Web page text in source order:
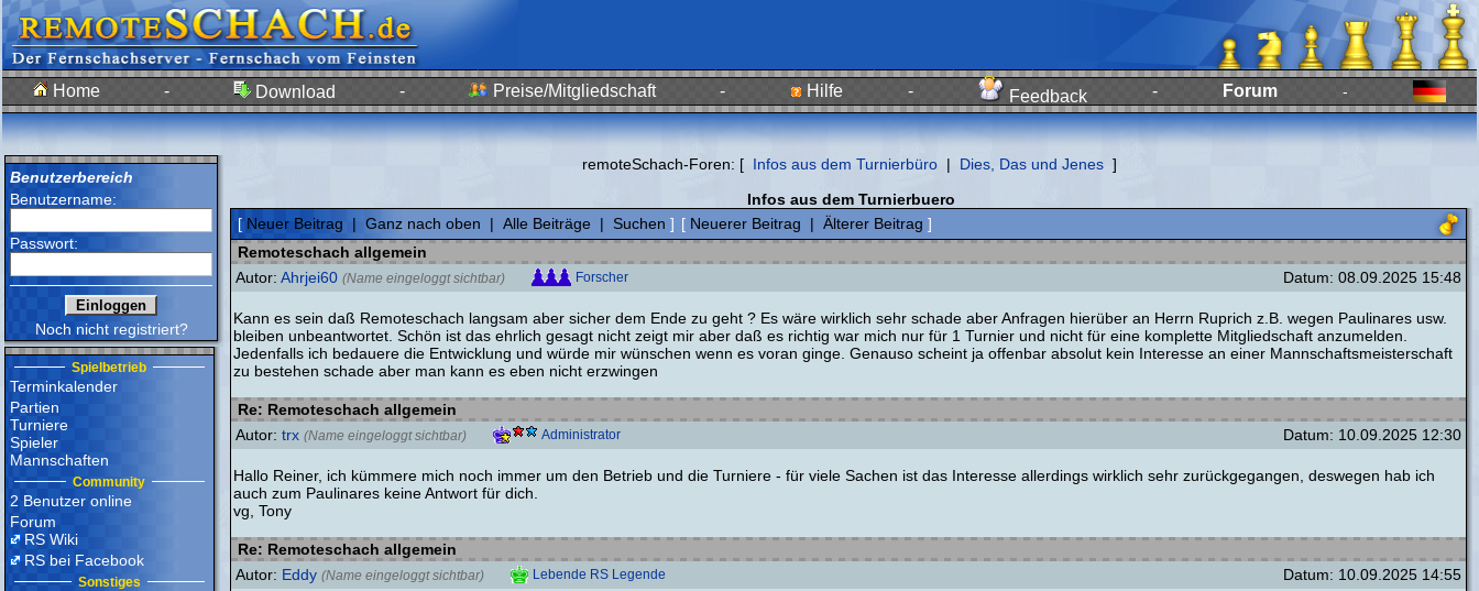
Home - Download - Preise/Mitgliedschaft - Hilfe - Feedback - Forum -
Benutzerbereich
Benutzername:
Passwort:
Noch nicht registriert?
Spielbetrieb
Terminkalender
Partien
Turniere
Spieler
Mannschaften
Community
2 Benutzer online
Forum
RS Wiki
RS bei Facebook
Sonstiges
remoteSchach-Foren: [ Infos aus dem Turnierbüro | Dies, Das und Jenes ]
Infos aus dem Turnierbuero
[ Neuer Beitrag | Ganz nach oben | Alle Beiträge | Suchen ] [ Neuerer Beitrag | Älterer Beitrag ]
Remoteschach allgemein
Autor: Ahrjei60 (Name eingeloggt sichtbar) Forscher Datum: 08.09.2025 15:48
Kann es sein daß Remoteschach langsam aber sicher dem Ende zu geht ? Es wäre wirklich sehr schade aber Anfragen hierüber an Herrn Ruprich z.B. wegen Paulinares usw.
bleiben unbeantwortet. Schön ist das ehrlich gesagt nicht zeigt mir aber daß es richtig war mich nur für 1 Turnier und nicht für eine komplette Mitgliedschaft anzumelden.
Jedenfalls ich bedauere die Entwicklung und würde mir wünschen wenn es voran ginge. Genauso scheint ja offenbar absolut kein Interesse an einer Mannschaftsmeisterschaft
zu bestehen schade aber man kann es eben nicht erzwingen
Re: Remoteschach allgemein
Autor: trx (Name eingeloggt sichtbar) Administrator Datum: 10.09.2025 12:30
Hallo Reiner, ich kümmere mich noch immer um den Betrieb und die Turniere - für viele Sachen ist das Interesse allerdings wirklich sehr zurückgegangen, deswegen hab ich
auch zum Paulinares keine Antwort für dich.
vg, Tony
Re: Remoteschach allgemein
Autor: Eddy (Name eingeloggt sichtbar) Lebende RS Legende Datum: 10.09.2025 14:55